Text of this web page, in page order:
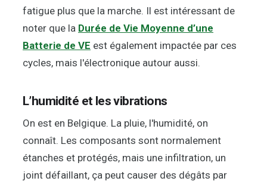
fatigue plus que la marche. Il est intéressant de
noter que la Durée de Vie Moyenne d’une
Batterie de VE est également impactée par ces
cycles, mais l'électronique autour aussi.
L’humidité et les vibrations
On est en Belgique. La pluie, l'humidité, on
connaît. Les composants sont normalement
étanches et protégés, mais une infiltration, un
joint défaillant, ça peut causer des dégâts par